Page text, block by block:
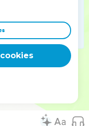
nettoiera ses
deviendra impur,
jusqu’au soir.
Pour vous procurer